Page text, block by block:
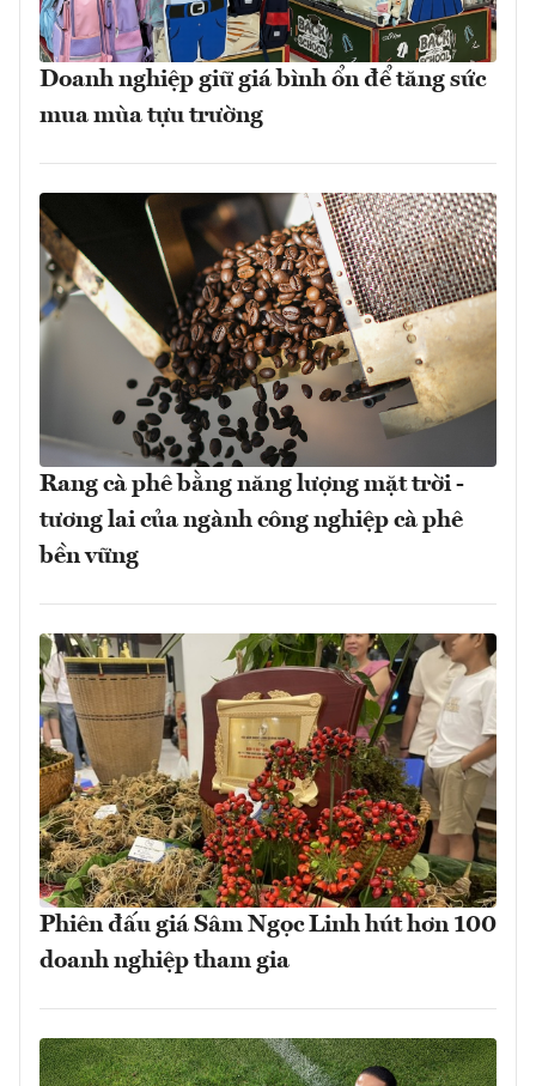
Doanh nghiệp giữ giá bình ổn để tăng sức
mua mùa tựu trường
Rang cà phê bằng năng lượng mặt trời -
tương lai của ngành công nghiệp cà phê
bền vững
Phiên đấu giá Sâm Ngọc Linh hút hơn 100
doanh nghiệp tham gia